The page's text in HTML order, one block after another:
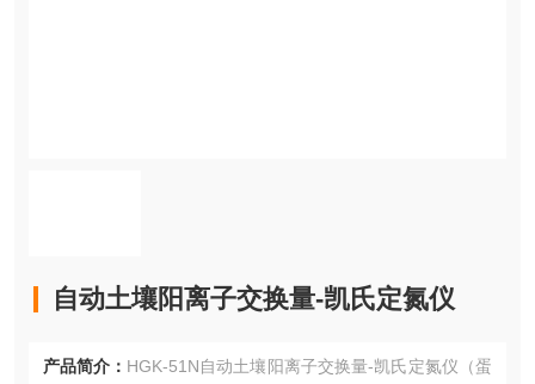
自动土壤阳离子交换量-凯氏定氮仪
产品简介： HGK-51N自动土壤阳离子交换量-凯氏定氮仪（蛋